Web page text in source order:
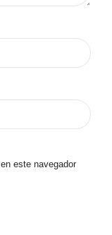
este navegador